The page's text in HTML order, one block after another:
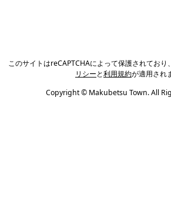
このサイトはreCAPTCHAによって保護されてお
リシーと利用規約が適用され
Copyright © Makubetsu Town. All